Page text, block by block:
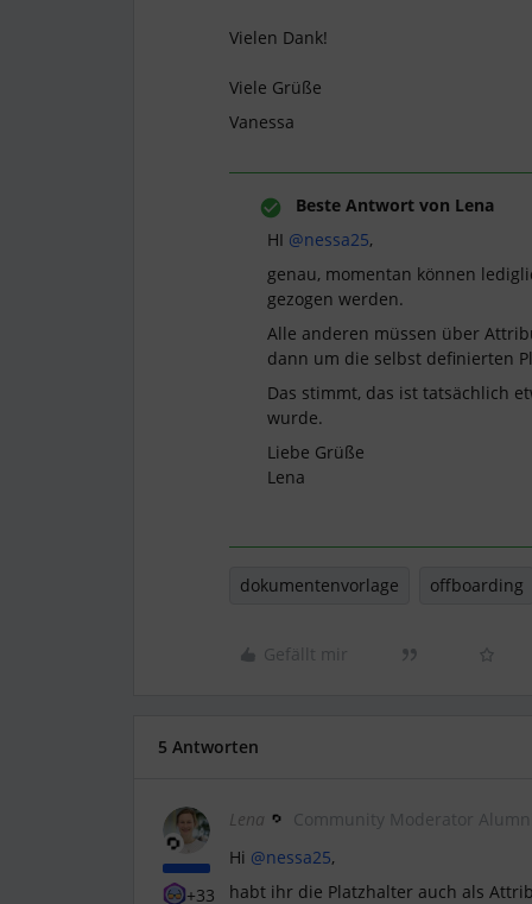
Vielen Dank!
Viele Grüße
Vanessa
Beste Antwort von Lena
HI @nessa25,
genau, momentan können
gezogen werden.
Alle anderen müssen über
dann um die selbst definierten
Das stimmt, das ist tatsächlich
wurde.
Liebe Grüße
Lena
dokumentenvorlage offboarding
Gefällt mir
5 Antworten
+33
Lena Community Moderator Alumni
Hi @nessa25,
habt ihr die Platzhalter auch als